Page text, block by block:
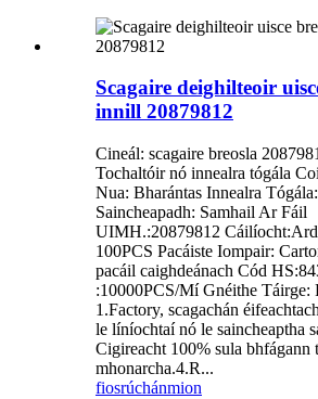
Scagaire deighilteoir
innill 20879812
Cineál: scagaire breosla
Tochaltóir nó innealra tógála
Nua: Bharántas Innealra
Saincheapadh: Samhail Ar Fáil
UIMH.:20879812
100PCS Pacáiste Iompair:
pacáil caighdeánach Cód
:10000PCS/Mí Gnéithe Táirge:
1.Factory, scagachán
le líníochtaí nó le saincheaptha
Cigireacht 100% sula bhfágann
mhonarcha.4.R...
fiosrúchánmion